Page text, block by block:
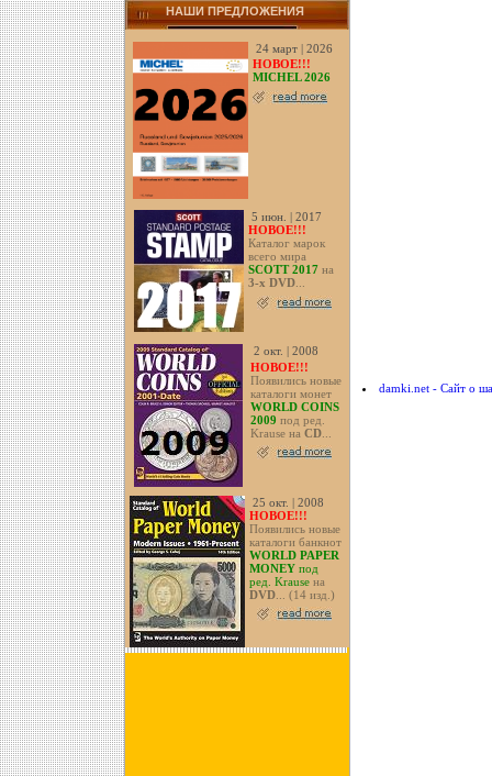
НАШИ ПРЕДЛОЖЕНИЯ
24 март | 2026
НОВОЕ!!!
MICHEL 2026
5 июн. | 2017
НОВОЕ!!!
Каталог марок
всего мира
SCOTT 2017 на
3-х DVD
2 окт. | 2008
НОВОЕ!!!
Появились новые
каталоги монет
WORLD COINS
2009 под ред.
Krause на CD...
25 окт. | 2008
НОВОЕ!!!
Появились новые
каталоги банкнот
WORLD PAPER
MONEY под
ред. Krause на
DVD ... (14 изд.)
damki.net - Сайт о